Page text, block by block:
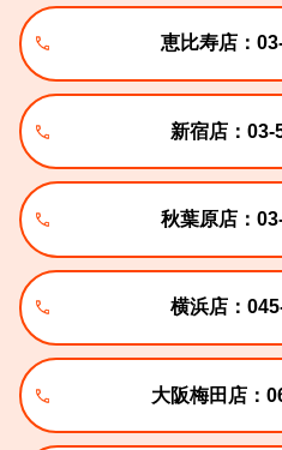
恵比寿店：
新宿店：03-
秋葉原店：
横浜店：
大阪梅田店：